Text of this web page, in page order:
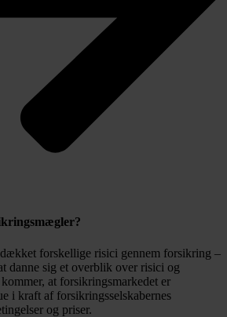
forskellige risici gennem forsikring –
danne sig et overblik over risici og
at forsikringsmarkedet er
i kraft af forsikringsselskabernes
og priser.